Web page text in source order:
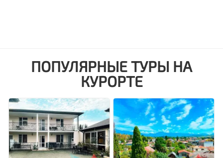
ПОПУЛЯРНЫЕ ТУРЫ НА
КУРОРТЕ